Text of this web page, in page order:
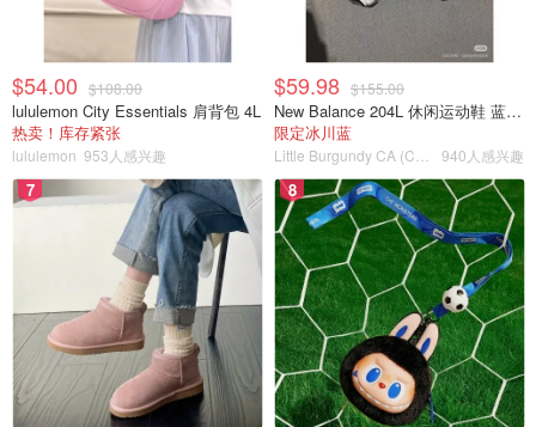
$54.00 $108.00
lululemon City Essentials 肩背包 4L
热卖！库存紧张
lululemon 953人感兴趣
$59.98 $155.00
New Balance 204L 休闲运动鞋 蓝银色
限定冰川蓝
940人感兴趣
7 8